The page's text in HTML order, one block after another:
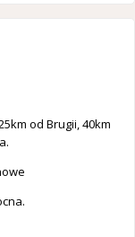
od Brugii, 40km